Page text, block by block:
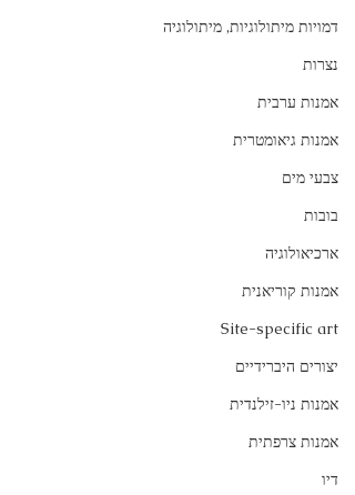
דמויות מיתולוגיות, מיתולוגיה
נצרות
אמנות ערבית
אמנות גיאומטרית
צבעי מים
בובות
ארכיאולוגיה
אמנות קוריאנית
Site-specific art
יצורים היברידיים
אמנות ניו-זילנדית
אמנות צרפתית
דיו